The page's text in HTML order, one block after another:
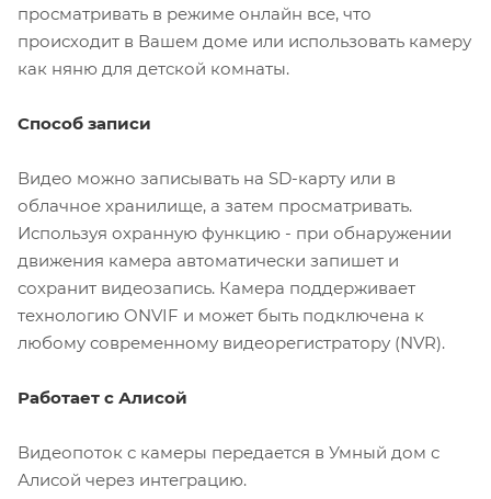
просматривать в режиме онлайн все, что
происходит в Вашем доме или использовать камеру
как няню для детской комнаты.
Способ записи
Видео можно записывать на SD-карту или в
облачное хранилище, а затем просматривать.
Используя охранную функцию - при обнаружении
движения камера автоматически запишет и
сохранит видеозапись. Камера поддерживает
технологию ONVIF и может быть подключена к
любому современному видеорегистратору (NVR).
Работает с Алисой
Видеопоток с камеры передается в Умный дом с
Алисой через интеграцию.